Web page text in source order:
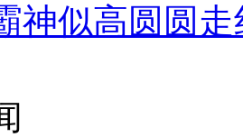
神似高圆圆走